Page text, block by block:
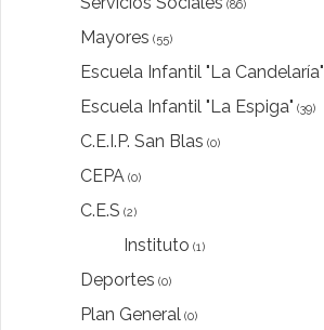
(86)
Mayores (55)
Escuela Infantil "La Candelaría"
Escuela Infantil "La Espiga" (39)
C.E.I.P. San Blas (0)
CEPA (0)
C.E.S (2)
Instituto (1)
Deportes (0)
Plan General (0)